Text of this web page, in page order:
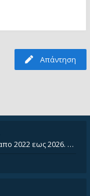
Απάντηση
θεματα περιβαλλοντκης μηχανικης απο 2022 εως 2026. Δεν ειναι μεσα του Σεπτεμβιου του 2025. Αν τα εχει καποιος ας τα ανε